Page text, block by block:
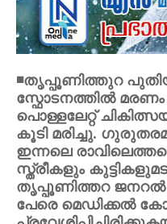
◾തൃപ്പൂണിത്തുറ
സ്ഫോടനത്തില്‍ മരണം
പൊള്ളലേറ്റ്
കൂടി മരിച്ചു.
ഇന്നലെ
സ്ത്രീകളും
തൃപ്പൂണിത്തറ
പേരെ മെഡിക്കല്‍